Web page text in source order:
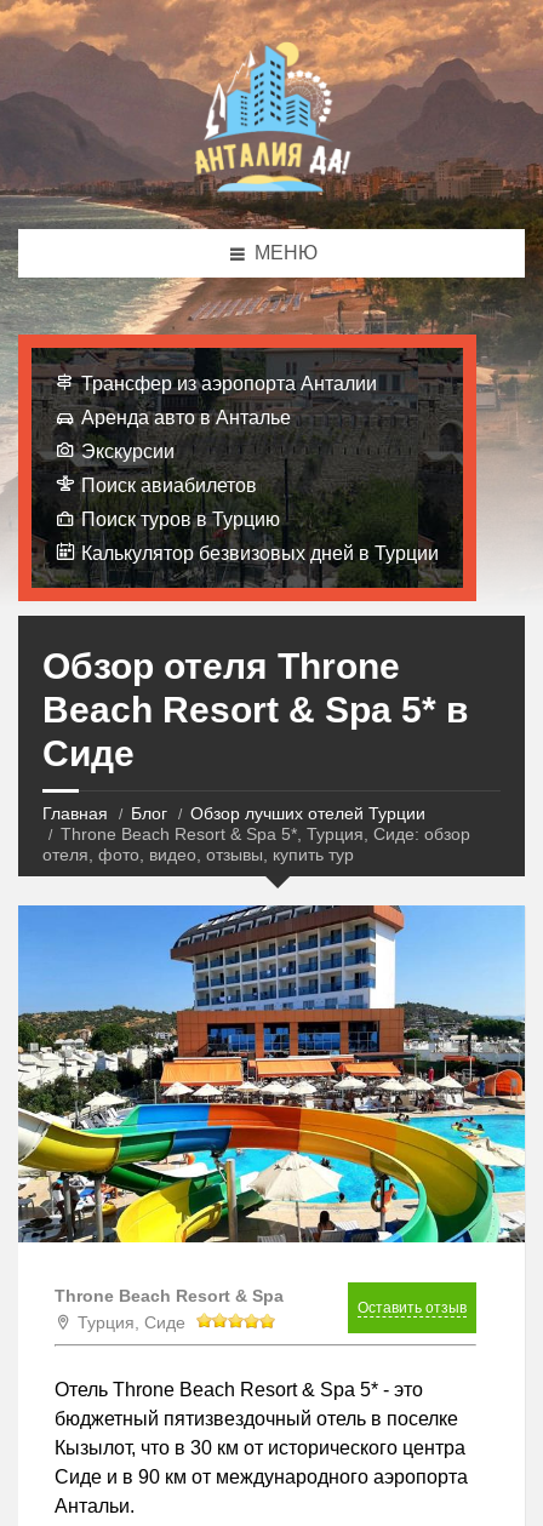
МЕНЮ
Трансфер из аэропорта Анталии
Аренда авто в Анталье
Экскурсии
Поиск авиабилетов
Поиск туров в Турцию
Калькулятор безвизовых дней в Турции
Обзор отеля Throne
Beach Resort & Spa 5* в
Сиде
Главная Блог
Обзор лучших отелей Турции
Throne Beach Resort & Spa 5*, Турция, Сиде: обзор
отеля, фото, видео, отзывы, купить тур
Throne Beach Resort & Spa
Турция, Сиде
Оставить отзыв
Отель Throne Beach Resort & Spa 5* - это
бюджетный пятизвездочный отель в поселке
Кызылот, что в 30 км от исторического центра
Сиде и в 90 км от международного аэропорта
Антальи.